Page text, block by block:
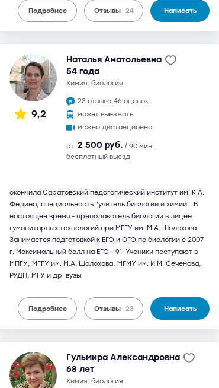
Подробнее Отзывы 24 Написать
9,2
Наталья Анатольевна
54 года
химия, биология
23 отзыва,46 оценок
может выезжать
можно дистанционно
от 2 500 руб. / 90 мин.
бесплатный выезд
окончила Саратовский педагогический институт им. К.А.
Федина, специальность "учитель биологии и химии". В
настоящее время - преподаватель биологии в лицее
гуманитарных технологий при МГГУ им. М.А. Шолохова.
Занимается подготовкой к ЕГЭ и ОГЭ по биологии с 2007
г. Максимальный балл на ЕГЭ - 91. Ученики поступают в
МПГУ, МГГУ им. М.А. Шолохова, МГМУ им. И.М. Сеченова,
РУДН, МГУ и др. вузы
Подробнее Отзывы 23 Написать
Гульмира Александровна
68 лет
химия, биология